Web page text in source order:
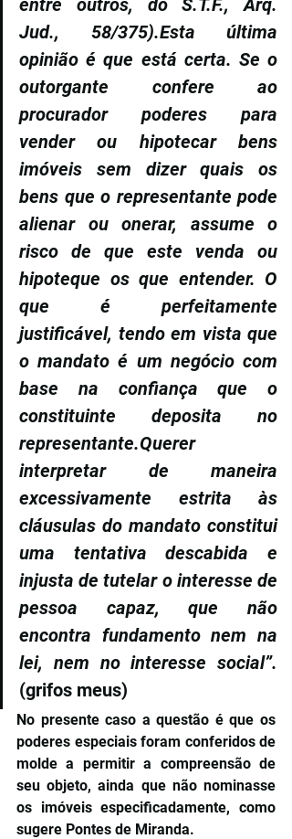
entre outros, do S.T.F., Arq.
Jud., 58/375).Esta última
opinião é que está certa. Se o
outorgante confere ao
procurador poderes para
vender ou hipotecar bens
imóveis sem dizer quais os
bens que o representante pode
alienar ou onerar, assume o
risco de que este venda ou
hipoteque os que entender. O
que é perfeitamente
justificável, tendo em vista que
o mandato é um negócio com
base na confiança que o
constituinte deposita no
representante.Querer
interpretar de maneira
excessivamente estrita às
cláusulas do mandato constitui
uma tentativa descabida e
injusta de tutelar o interesse de
pessoa capaz, que não
encontra fundamento nem na
(grifos meus)
No presente caso a questão é que os
poderes especiais foram conferidos de
molde a permitir a compreensão de
seu objeto, ainda que não nominasse
os imóveis especificadamente, como
sugere Pontes de Miranda.